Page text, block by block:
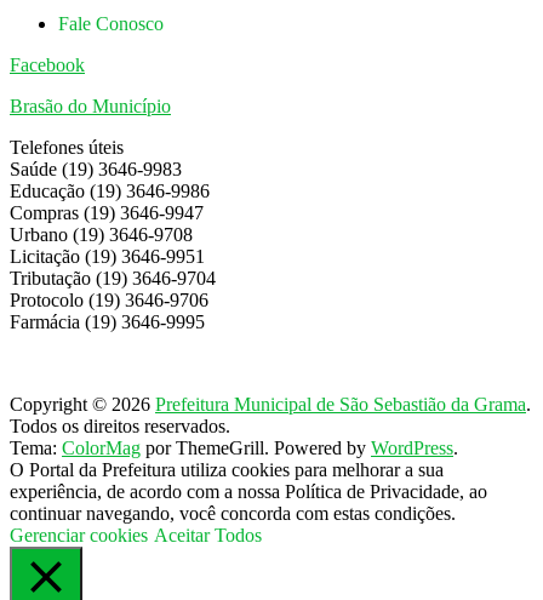
Fale Conosco
Facebook
Brasão do Município
Telefones úteis
Saúde (19) 3646-9983
Educação (19) 3646-9986
Compras (19) 3646-9947
Urbano (19) 3646-9708
Licitação (19) 3646-9951
Tributação (19) 3646-9704
Protocolo (19) 3646-9706
Farmácia (19) 3646-9995
Copyright © 2026 Prefeitura Municipal de São Sebastião da Grama.
Todos os direitos reservados.
Tema: ColorMag por ThemeGrill. Powered by WordPress.
O Portal da Prefeitura utiliza cookies para melhorar a sua
experiência, de acordo com a nossa Política de Privacidade, ao
continuar navegando, você concorda com estas condições.
Gerenciar cookies Aceitar Todos